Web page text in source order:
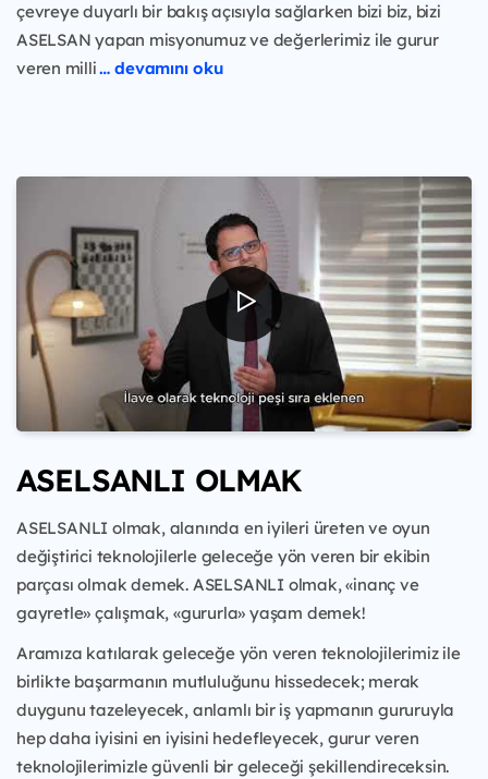
çevreye duyarlı bir bakış açısıyla sağlarken bizi biz, bizi
ASELSAN yapan misyonumuz ve değerlerimiz ile gurur
veren milli… devamını oku
ASELSANLI OLMAK
ASELSANLI olmak, alanında en iyileri üreten ve oyun
değiştirici teknolojilerle geleceğe yön veren bir ekibin
parçası olmak demek. ASELSANLI olmak, «inanç ve
gayretle» çalışmak, «gururla» yaşam demek!
Aramıza katılarak geleceğe yön veren teknolojilerimiz ile
birlikte başarmanın mutluluğunu hissedecek; merak
duygunu tazeleyecek, anlamlı bir iş yapmanın gururuyla
hep daha iyisini en iyisini hedefleyecek, gurur veren
teknolojilerimizle güvenli bir geleceği şekillendireceksin.